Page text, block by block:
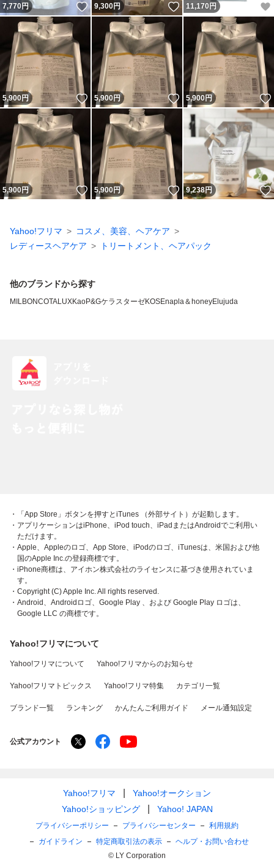
7,770円 いいね！
9,300円 いいね！
11,170 円
5,900円 いいね！
5,900円 いいね！
5,900円
5,900円 いいね！
5,900円 いいね！
9,238円
Yahoo!フリマ
コスメ、美容、ヘアケア
レディースヘアケア
トリートメント、ヘアパック
他のブランドから探す
MILBONCOTALUXKaoP&GケラスターゼKOSEnapla＆honeyElujuda
・「App Store」ボタンを押すとiTunes （外部サイト）が起動します。
・アプリケーションはiPhone、iPod touch、iPadまたはAndroidでご利用い
ただけます。
・Apple、Appleのロゴ、App Store、iPodのロゴ、iTunesは、米国および他
国のApple Inc.の登録商標です。
・iPhone商標は、アイホン株式会社のライセンスに基づき使用されていま
す。
・Copyright (C) Apple Inc. All rights reserved.
・Android、Androidロゴ、Google Play 、および Google Play ロゴは、
Google LLC の商標です。
Yahoo!フリマについて
Yahoo!フリマについて Yahoo!フリマからのお知らせ
Yahoo!フリマトピックス Yahoo!フリマ特集 カテゴリ一覧
ブランド一覧 ランキング かんたんご利用ガイド メール通知設定
公式アカウント
Yahoo!フリマ
Yahoo!オークション
Yahoo!ショッピング
Yahoo! JAPAN
プライバシーポリシー プライバシーセンター
利用規約
ガイドライン
特定商取引法の表示
ヘルプ・お問い合わせ
© LY Corporation